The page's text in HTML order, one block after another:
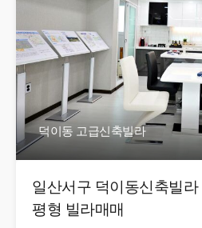
덕이동 고급신축빌라
일산서구 덕이동신축빌
평형 빌라매매